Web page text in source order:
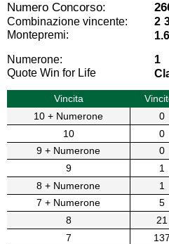
Numero Concorso:
Combinazione vincente:
2
Montepremi:
Numerone:
1
Quote Win for Life
Vincita
10 + Numerone
0
10
0
9 + Numerone
0
9
1
8 + Numerone
1
7 + Numerone
5
8
21
7
137